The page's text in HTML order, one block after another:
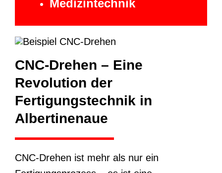
Medizintechnik
CNC-Drehen – Eine
Revolution der
Fertigungstechnik in
Albertinenaue
CNC-Drehen ist mehr als nur ein